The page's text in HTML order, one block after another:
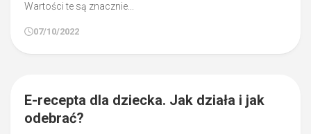
Wartości te są znacznie...
07/10/2022
E-recepta dla dziecka. Jak działa i jak
odebrać?